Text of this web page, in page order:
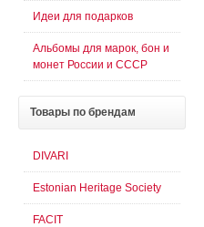
Идеи для подарков
Альбомы для марок, бон и
монет России и СССР
Товары по брендам
DIVARI
Estonian Heritage Society
FACIT